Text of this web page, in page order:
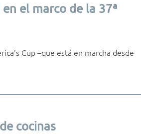
el marco de la 37ª
Cup –que está en marcha desde
cocinas